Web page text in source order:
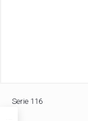
Serie 116